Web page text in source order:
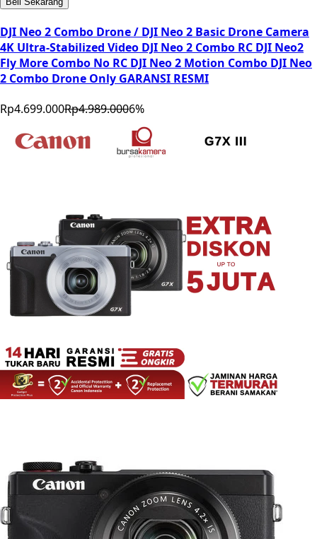
DJI Neo 2 Combo Drone / DJI Neo 2 Basic Drone Camera
4K Ultra-Stabilized Video DJI Neo 2 Combo RC DJI Neo2
Fly More Combo No RC DJI Neo 2 Motion Combo DJI Neo
2 Combo Drone Only GARANSI RESMI
Rp4.699.000Rp4.989.0006%